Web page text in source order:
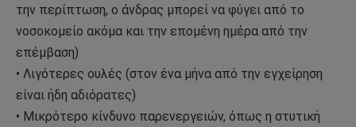
την περίπτωση, ο άνδρας μπορεί να φύγει από το
νοσοκομείο ακόμα και την επομένη ημέρα από την
επέμβαση)
• Λιγότερες ουλές (στον ένα μήνα από την εγχείρηση
είναι ήδη αδιόρατες)
• Μικρότερο κίνδυνο παρενεργειών, όπως η στυτική